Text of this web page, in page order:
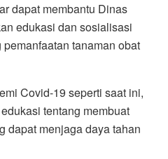
dapat membantu Dinas
edukasi dan sosialisasi
tanaman obat
Covid-19 seperti saat ini,
tentang membuat
dapat menjaga daya tahan